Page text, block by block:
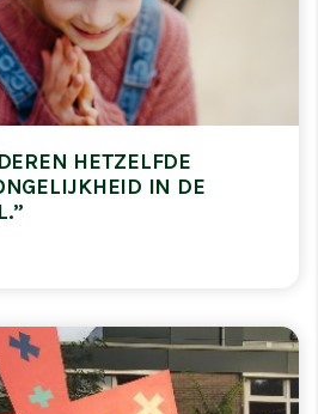
HETZELFDE
IN DE